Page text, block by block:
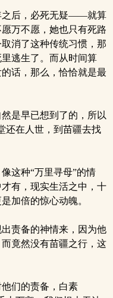
之后，必死无疑——就算
万不愿，她也只有死路
消了这种传统习惯，那
逃生了。而从时间算
话，那么，恰恰就是最
是早已想到了的，所以
还在人世，到苗疆去找
这种“万里寻母”的情
有，现实生活之中，十
加倍的惊心动魄。
责备的神情来，因为他
竟然没有苗疆之行，这
们的责备，白素